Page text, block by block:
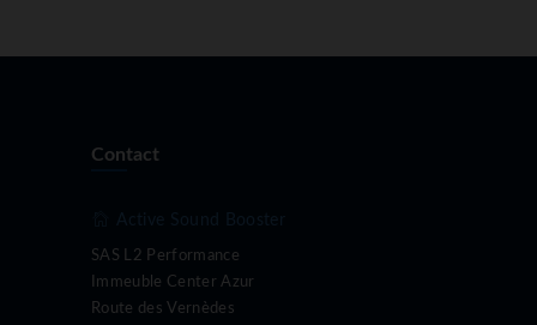
Contact
Active Sound Booster
SAS L2 Performance
Immeuble Center Azur
Route des Vernèdes